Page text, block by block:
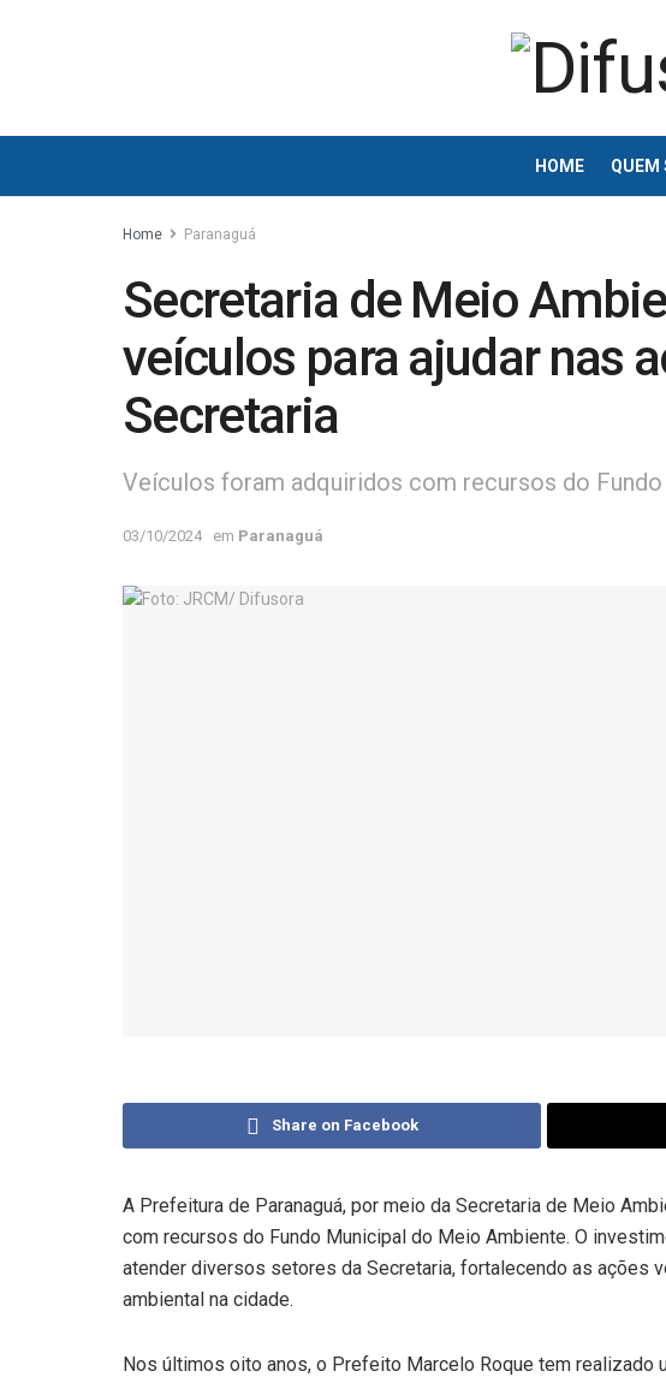
HOME QUEM
Home Paranaguá
Secretaria de Meio
veículos para ajudar nas
Secretaria
Veículos foram adquiridos com recursos do
03/10/2024 em Paranaguá
Share on Facebook
A Prefeitura de Paranaguá, por meio da Secretaria de Meio
com recursos do Fundo Municipal do Meio Ambiente. O
atender diversos setores da Secretaria, fortalecendo as ações
ambiental na cidade.
Nos últimos oito anos, o Prefeito Marcelo Roque tem realizado